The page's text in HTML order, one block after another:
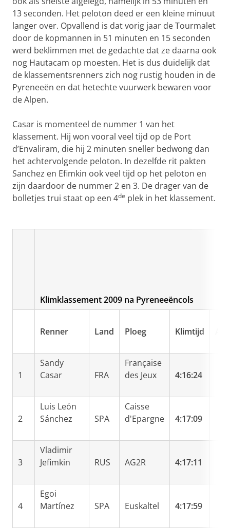
13 seconden. Het peloton deed er een kleine minuut
langer over. Opvallend is dat vorig jaar de Tourmalet
door de kopmannen in 51 minuten en 15 seconden
werd beklimmen met de gedachte dat ze daarna ook
nog Hautacam op moesten. Het is dus duidelijk dat
de klassementsrenners zich nog rustig houden in de
Pyreneeën en dat hetechte vuurwerk bewaren voor
de Alpen.
Casar is momenteel de nummer 1 van het
klassement. Hij won vooral veel tijd op de Port
d’Envaliram, die hij 2 minuten sneller bedwong dan
het achtervolgende peloton. In dezelfde rit pakten
Sanchez en Efimkin ook veel tijd op het peloton en
zijn daardoor de nummer 2 en 3. De drager van de
bolletjes trui staat op een 4de plek in het klassement.
Klimklassement 2009 na Pyreneeëncols
Renner Land Ploeg Klimtijd
1
Sandy
Casar
FRA
Française
des Jeux
4:16:24
2
Luis León
Sánchez
SPA
Caisse
d'Epargne
4:17:09
3
Vladimir
Jefimkin
RUS AG2R 4:17:11
4
Egoi
Martínez
SPA Euskaltel 4:17:59